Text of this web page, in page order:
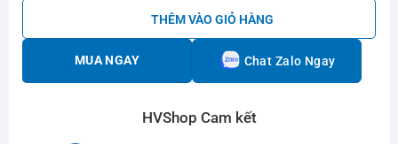
THÊM VÀO GIỎ HÀNG
MUA NGAY Chat Zalo Ngay
HVShop Cam kết